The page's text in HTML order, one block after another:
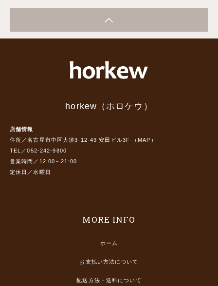
horkew（ホロケウ）
店舗情報
住所／名古屋市中区大須3-12-43 安田ビル3F （ MAP ）
TEL／052-242-9800
営業時間／12:00～21:00
定休日／水曜日
MORE INFO
ホーム
お支払い方法について
配送方法・送料について